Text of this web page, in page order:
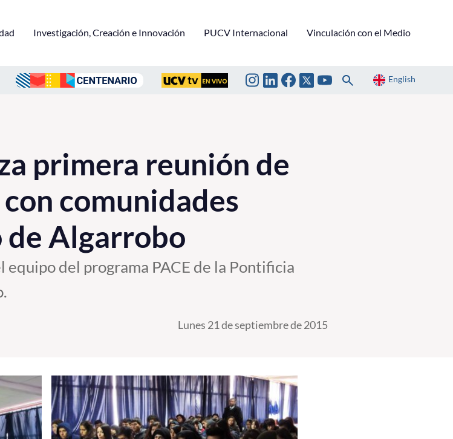
Investigación, Creación e Innovación PUCV Internacional Vinculación con el Medio
English
primera reunión de
comunidades
de Algarrobo
del programa PACE de la Pontificia
Lunes 21 de septiembre de 2015